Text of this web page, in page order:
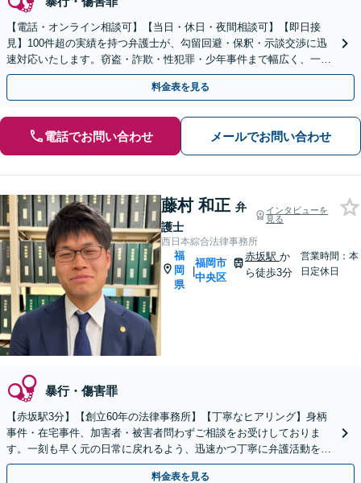
【電話・オンライン相談可】【当日・休日・夜間相談可】【即日接
見】100件超の実績を持つ弁護士が、勾留回避・保釈・示談交渉に迅
速対応いたします。窃盗・詐欺・性犯罪・少年事件まで幅広く、一貫
担当によるブレのない弁護活動で、一刻も早い身柄解放を。
料金表を見る
電話でお問い合わせ メールでお問い合わせ
藤村 和正 弁
護士
インタビューを
見る
西日本綜合法律事務所
福
岡
県
|
福岡市
中央区
赤坂駅 か
ら徒歩3分
営業時間：本
日定休日
暴行・傷害罪
【赤坂駅3分】【創立60年の法律事務所】【丁寧なヒアリング】身柄
事件・在宅事件、加害者・被害者問わずご相談をお受けしておりま
す。一刻も早く元の日常に戻れるよう、迅速かつ丁寧に弁護活動を進
めてまいります。お困りの際は、ぜひご相談ください。
料金表を見る